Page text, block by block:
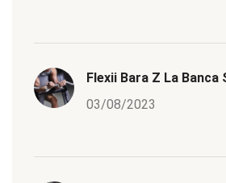
Flexii Bara Z La Banca
03/08/2023